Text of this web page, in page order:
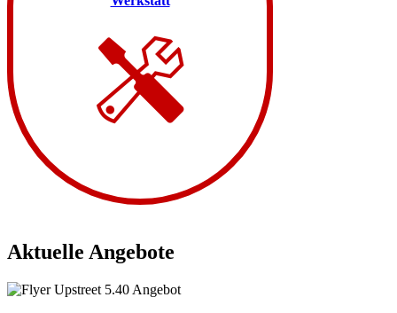
Aktuelle Angebote